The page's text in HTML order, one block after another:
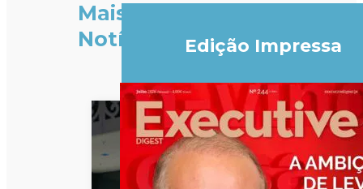
Mais
Notícias
Edição Impressa